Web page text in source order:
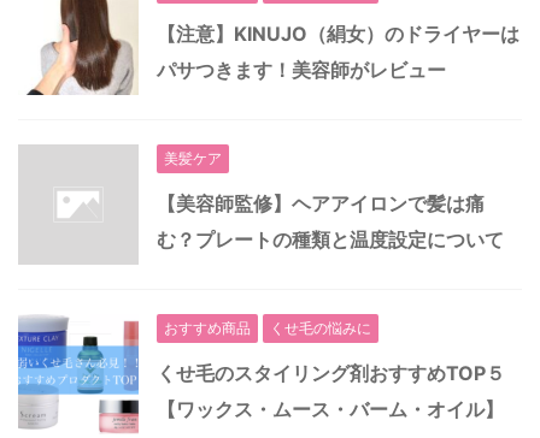
【注意】KINUJO（絹女）のドライヤーは
パサつきます！美容師がレビュー
美髪ケア
【美容師監修】ヘアアイロンで髪は痛
む？プレートの種類と温度設定について
おすすめ商品 くせ毛の悩みに
くせ毛のスタイリング剤おすすめTOP５
【ワックス・ムース・バーム・オイル】